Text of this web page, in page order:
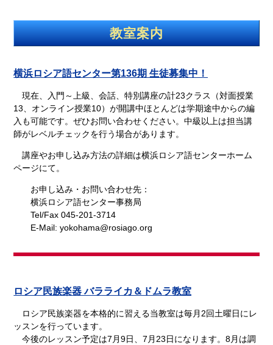
教室案内
横浜ロシア語センター第136期 生徒募集中！
現在、入門～上級、会話、特別講座の計23クラス（対面授業
13、オンライン授業10）が開講中ほとんどは学期途中からの編
入も可能です。ぜひお問い合わせください。中級以上は担当講
師がレベルチェックを行う場合があります。
講座やお申し込み方法の詳細は横浜ロシア語センターホーム
ページにて。
お申し込み・お問い合わせ先：
横浜ロシア語センター事務局
Tel/Fax 045-201-3714
E-Mail: yokohama@rosiago.org
ロシア民族楽器 バラライカ＆ドムラ教室
ロシア民族楽器を本格的に習える当教室は毎月2回土曜日にレ
ッスンを行っています。
今後のレッスン予定は7月9日、7月23日になります。8月は調